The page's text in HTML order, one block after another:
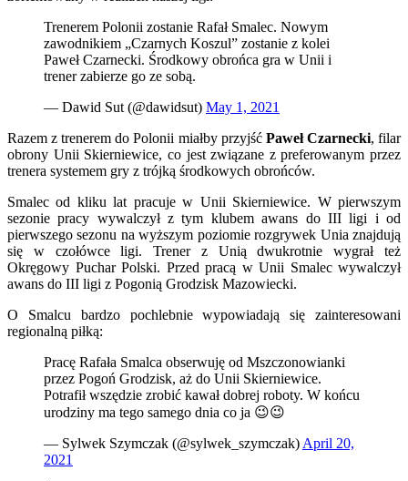
Trenerem Polonii zostanie Rafał Smalec. Nowym
zawodnikiem „Czarnych Koszul” zostanie z kolei
Paweł Czarnecki. Środkowy obrońca gra w Unii i
trener zabierze go ze sobą.
— Dawid Sut (@dawidsut) May 1, 2021
Razem z trenerem do Polonii miałby przyjść Paweł Czarnecki, filar
obrony Unii Skierniewice, co jest związane z preferowanym przez
trenera systemem gry z trójką środkowych obrońców.
Smalec od kliku lat pracuje w Unii Skierniewice. W pierwszym
sezonie pracy wywalczył z tym klubem awans do III ligi i od
pierwszego sezonu na wyższym poziomie rozgrywek Unia znajdują
się w czołówce ligi. Trener z Unią dwukrotnie wygrał też
Okręgowy Puchar Polski. Przed pracą w Unii Smalec wywalczył
awans do III ligi z Pogonią Grodzisk Mazowiecki.
O Smalcu bardzo pochlebnie wypowiadają się zainteresowani
regionalną piłką:
Pracę Rafała Smalca obserwuję od Mszczonowianki
przez Pogoń Grodzisk, aż do Unii Skierniewice.
Potrafił wszędzie zrobić kawał dobrej roboty. W końcu
urodziny ma tego samego dnia co ja 😉😉
— Sylwek Szymczak (@sylwek_szymczak) April 20,
2021